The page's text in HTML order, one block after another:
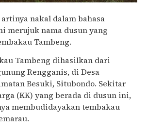
artinya nakal dalam bahasa
merujuk nama dusun yang
Tambeng.
Tambeng dihasilkan dari
Rengganis, di Desa
Besuki, Situbondo. Sekitar
(KK) yang berada di dusun ini,
membudidayakan tembakau